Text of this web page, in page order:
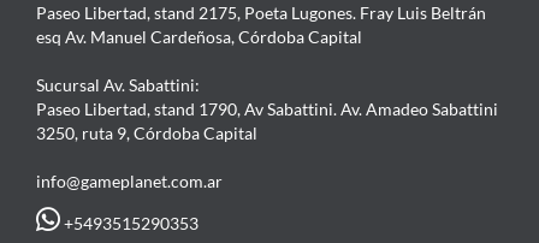
Paseo Libertad, stand 2175, Poeta Lugones. Fray Luis Beltrán
esq Av. Manuel Cardeñosa, Córdoba Capital
Sucursal Av. Sabattini:
Paseo Libertad, stand 1790, Av Sabattini. Av. Amadeo Sabattini
3250, ruta 9, Córdoba Capital
info@gameplanet.com.ar
+5493515290353